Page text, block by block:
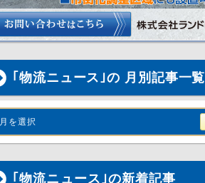
｢物流ニュース｣の 月別記事一覧
月を選択
｢ 物流ニュース ｣の新着記事